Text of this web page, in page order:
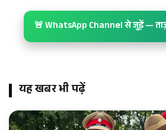
🚨 WhatsApp Channel से जुड़ें —
यह खबर भी पढ़ें